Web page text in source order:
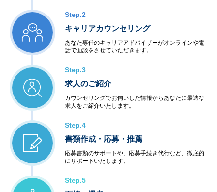
Step.2
キャリアカウンセリング
あなた専任のキャリアアドバイザーがオンラインや電
話で面談をさせていただきます。
Step.3
求人のご紹介
カウンセリングでお伺いした情報からあなたに最適な
求人をご紹介いたします。
Step.4
書類作成・応募・推薦
応募書類のサポートや、応募手続き代行など、徹底的
にサポートいたします。
Step.5